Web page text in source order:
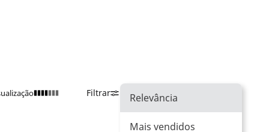
Filtrar Ordenar Por
Relevância
Mais vendidos